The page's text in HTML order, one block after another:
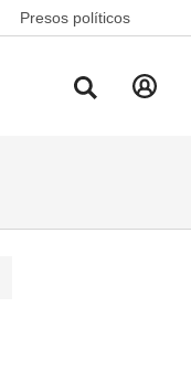
Presos políticos